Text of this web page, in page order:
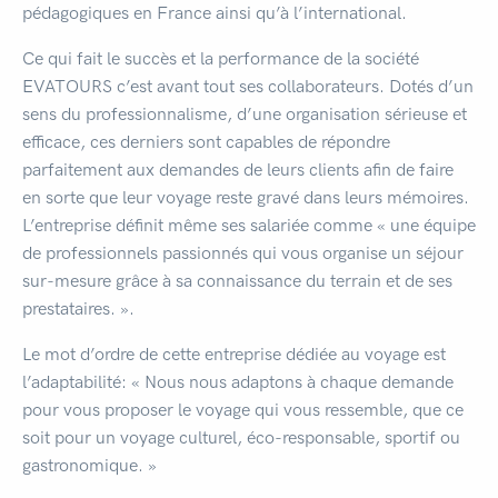
pédagogiques en France ainsi qu’à l’international.
Ce qui fait le succès et la performance de la société
EVATOURS c’est avant tout ses collaborateurs. Dotés d’un
sens du professionnalisme, d’une organisation sérieuse et
efficace, ces derniers sont capables de répondre
parfaitement aux demandes de leurs clients afin de faire
en sorte que leur voyage reste gravé dans leurs mémoires.
L’entreprise définit même ses salariée comme « une équipe
de professionnels passionnés qui vous organise un séjour
sur-mesure grâce à sa connaissance du terrain et de ses
prestataires. ».
Le mot d’ordre de cette entreprise dédiée au voyage est
l’adaptabilité: « Nous nous adaptons à chaque demande
pour vous proposer le voyage qui vous ressemble, que ce
soit pour un voyage culturel, éco-responsable, sportif ou
gastronomique. »